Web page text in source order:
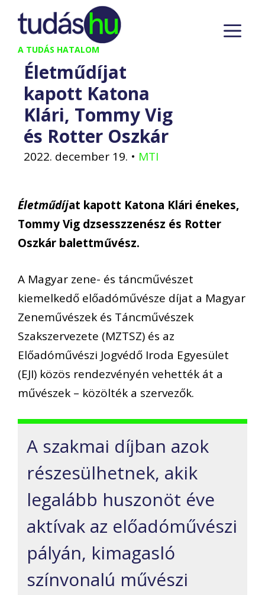
Kilépés
tartalomba
A TUDÁS HATALOM
Életműdíjat
kapott Katona
Klári, Tommy Vig
és Rotter Oszkár
2022. december 19. • MTI
Életműdíjat kapott Katona Klári énekes,
Tommy Vig dzsesszzenész és Rotter
Oszkár balettművész.
A Magyar zene- és táncművészet
kiemelkedő előadóművésze díjat a Magyar
Zeneművészek és Táncművészek
Szakszervezete (MZTSZ) és az
Előadóművészi Jogvédő Iroda Egyesület
(EJI) közös rendezvényén vehették át a
művészek – közölték a szervezők.
A szakmai díjban azok
részesülhetnek, akik
legalább huszonöt éve
aktívak az előadóművészi
pályán, kimagasló
színvonalú művészi